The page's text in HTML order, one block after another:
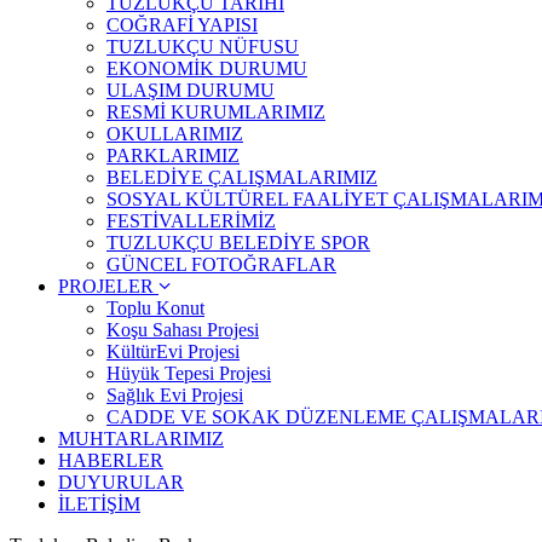
COĞRAFİ YAPISI
TUZLUKÇU NÜFUSU
EKONOMİK DURUMU
ULAŞIM DURUMU
RESMİ KURUMLARIMIZ
OKULLARIMIZ
PARKLARIMIZ
BELEDİYE ÇALIŞMALARIMIZ
SOSYAL KÜLTÜREL FAALİYET
FESTİVALLERİMİZ
TUZLUKÇU BELEDİYE SPOR
GÜNCEL FOTOĞRAFLAR
PROJELER
Toplu Konut
Koşu Sahası Projesi
KültürEvi Projesi
Hüyük Tepesi Projesi
Sağlık Evi Projesi
CADDE VE SOKAK DÜZENLEME
MUHTARLARIMIZ
HABERLER
DUYURULAR
İLETİŞİM